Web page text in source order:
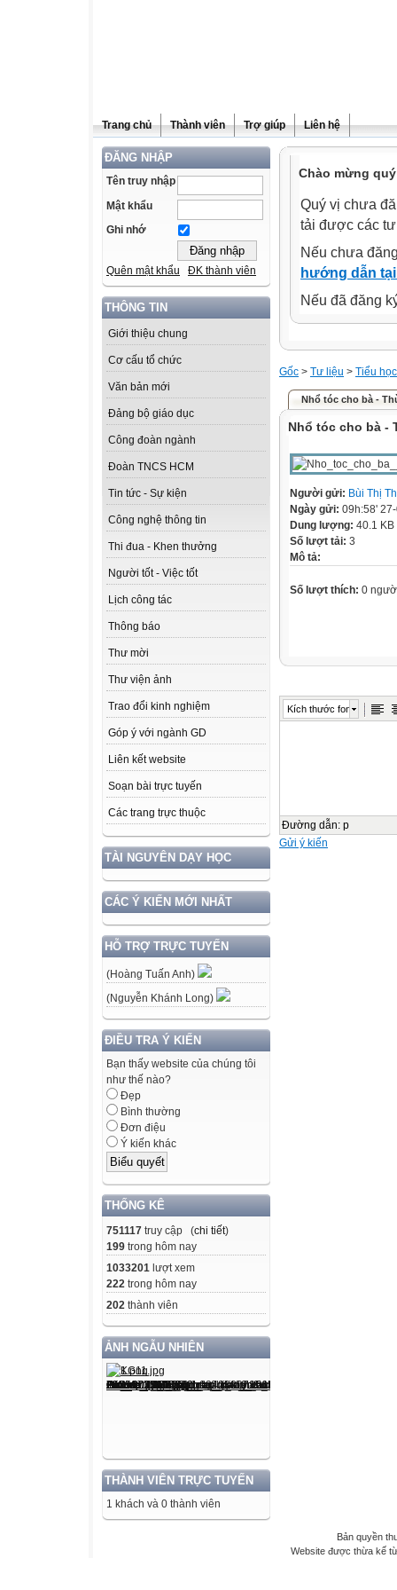
Trang chủ Thành viên Trợ giúp Liên hệ
ĐĂNG NHẬP
Tên truy nhập
Mật khẩu
Ghi nhớ
Quên mật khẩu ĐK thành viên
THÔNG TIN
Giới thiệu chung
Cơ cấu tổ chức
Văn bản mới
Đảng bộ giáo dục
Công đoàn ngành
Đoàn TNCS HCM
Tin tức - Sự kiện
Công nghệ thông tin
Thi đua - Khen thưởng
Người tốt - Việc tốt
Lịch công tác
Thông báo
Thư mời
Thư viện ảnh
Trao đổi kinh nghiệm
Góp ý với ngành GD
Liên kết website
Soạn bài trực tuyến
Các trang trực thuộc
TÀI NGUYÊN DẠY HỌC
CÁC Ý KIẾN MỚI NHẤT
HỖ TRỢ TRỰC TUYẾN
(Hoàng Tuấn Anh)
(Nguyễn Khánh Long)
ĐIỀU TRA Ý KIẾN
Bạn thấy website của chúng tôi
như thế nào?
Đẹp
Bình thường
Đơn điệu
Ý kiến khác
THỐNG KÊ
751117 truy cập (chi tiết)
199 trong hôm nay
1033201 lượt xem
222 trong hôm nay
202 thành viên
ẢNH NGẪU NHIÊN
THÀNH VIÊN TRỰC TUYẾN
1 khách và 0 thành viên
Chào mừng
Quý vị chưa
tải được các
Nếu chưa
hướng dẫn
Nếu đã đăng
Gốc > Tư liệu > Tiểu học
Nhổ tóc cho bà -
Nhổ tóc cho bà -
Người gửi: Bùi Thị
Ngày gửi: 09h:58'
Dung lượng: 40.1 KB
Số lượt tải: 3
Mô tả:
Số lượt thích: 0
Kích thước font
Đường dẫn: p
Gửi ý kiến
Bản quyền
Website được thừa kế